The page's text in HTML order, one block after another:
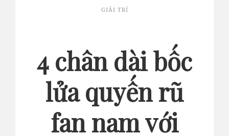
GIẢI TRÍ
4 chân dài bốc
lửa quyến rũ
fan nam với